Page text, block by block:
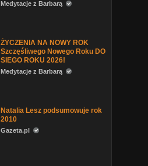
Medytacje z Barbarą
ŻYCZENIA NA NOWY ROK
Szczęśliwego Nowego Roku DO
SIEGO ROKU 2026!
Medytacje z Barbarą
Natalia Lesz podsumowuje rok
2010
Gazeta.pl